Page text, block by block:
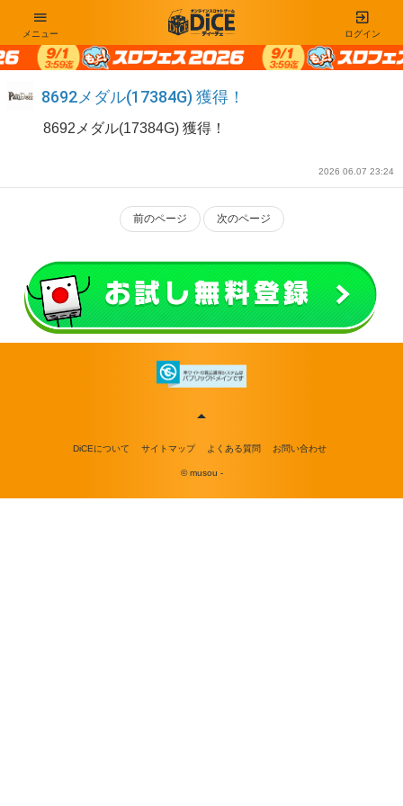
ログイン
メニュー
8692メダル(17384G) 獲得！
8692メダル(17384G) 獲得！
2026 06.07 23:24
前のページ 次のページ
DiCEについて サイトマップ よくある質問 お問い合わせ
© musou -